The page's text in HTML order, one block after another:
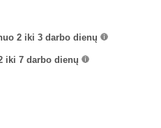
2 iki 3 darbo dienų
iki 7 darbo dienų